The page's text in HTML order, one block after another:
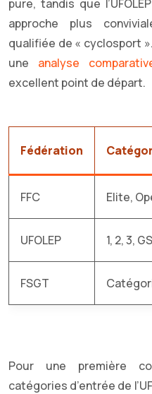
pure, tandis que
approche plus
qualifiée de « cyclosport
une analyse
excellent point de départ.
Fédération
FFC Elite,
UFOLEP 1, 2, 3,
FSGT
Pour une première
catégories d’entrée de